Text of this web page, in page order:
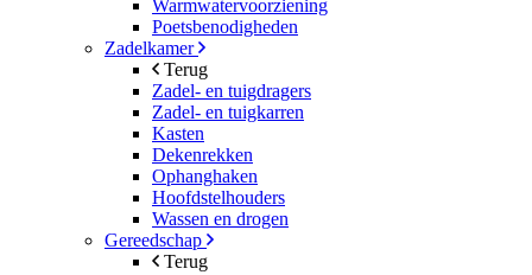
Warmwatervoorziening
Poetsbenodigheden
Zadelkamer
Terug
Zadel- en tuigdragers
Zadel- en tuigkarren
Kasten
Dekenrekken
Ophanghaken
Hoofdstelhouders
Wassen en drogen
Gereedschap
Terug